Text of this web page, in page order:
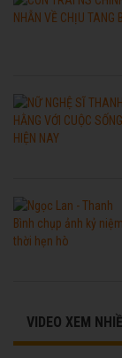
VIDEO XEM